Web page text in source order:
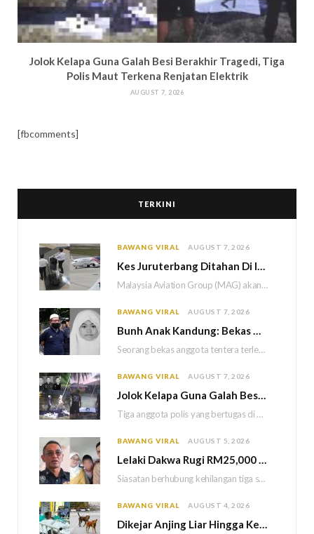
Jolok Kelapa Guna Galah Besi Berakhir Tragedi, Tiga
Polis Maut Terkena Renjatan Elektrik
AUGUST 7, 2026
[fbcomments]
TERKINI
BAWANG VIRAL AUGUST 7, 2026
Kes Juruterbang Ditahan Di Indonesia, MAG Wajibkan Saringan Dadah 1,260 Juruterbang Malaysia Airlines
Malaysia Aviation Group (MAG) akan melaksanakan saringan dadah mandatori terhadap semua juruterbang Malaysia Airlines sebagai…
BAWANG VIRAL AUGUST 7, 2026
Bunh Anak Kandung: Bekas Anggota Tentera Terlepas Hukuman M
Seorang bekas anggota tentera terlepas daripada hukuman gantung selepas Mahkamah Persekutuan memutuskan untuk menggantikan hukuman…
BAWANG VIRAL AUGUST 7, 2026
Jolok Kelapa Guna Galah Besi Berakhir Tragedi, Tiga Polis Maut Terkena Renjatan Elektrik
Tiga anggota polis yang bertugas di Balai Polis Weston maut selepas dipercayai terkena renjatan elektrik…
BAWANG VIRAL AUGUST 5, 2026
Lelaki Dakwa Rugi RM25,000 Akibat Hutang Kutu, Polis Siasat Kaitan Dengan Kehilangan Tiga Beranak
Siasatan berhubung kehilangan tiga sekeluarga di Bukit Kayu Hitam kini memasuki perkembangan baharu apabila polis…
BAWANG VIRAL AUGUST 4, 2026
Dikejar Anjing Liar Hingga Kemalangan, Mekanik Berdepan Risiko Kecederaan Otak Kekal